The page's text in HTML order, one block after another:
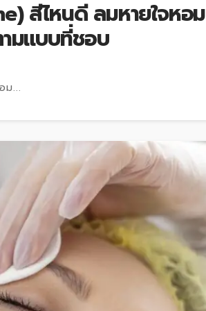
สีไหนดี ลมหายใจหอม
มแบบที่ชอบ
ม...